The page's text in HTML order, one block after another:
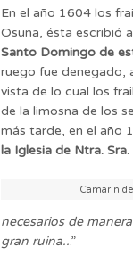
En el año 1604 los
Osuna, ésta escribió
Santo Domingo de
ruego fue denegado,
vista de lo cual los
de la limosna de los
más tarde, en el año
la Iglesia de Ntra.
Camarín
necesarios de
gran ruina...”